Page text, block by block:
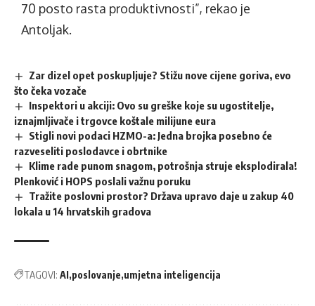
70 posto rasta produktivnosti”, rekao je
Antoljak.
Zar dizel opet poskupljuje? Stižu nove cijene goriva, evo
što čeka vozače
Inspektori u akciji: Ovo su greške koje su ugostitelje,
iznajmljivače i trgovce koštale milijune eura
Stigli novi podaci HZMO-a: Jedna brojka posebno će
razveseliti poslodavce i obrtnike
Klime rade punom snagom, potrošnja struje eksplodirala!
Plenković i HOPS poslali važnu poruku
Tražite poslovni prostor? Država upravo daje u zakup 40
lokala u 14 hrvatskih gradova
TAGOVI: AI poslovanje umjetna inteligencija